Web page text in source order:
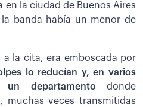
en la ciudad de Buenos Aires
banda había un menor de
la cita, era emboscada por
lo reducían y, en varios
departamentodonde
muchas veces transmitidas